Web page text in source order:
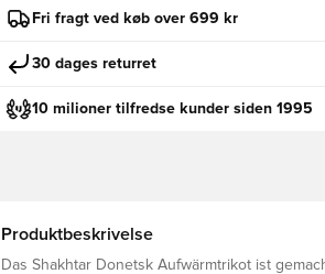
Fri fragt ved køb over 699 kr
30 dages returret
10 milioner tilfredse kunder siden 1995
Produktbeskrivelse
Das Shakhtar Donetsk Aufwärmtrikot ist